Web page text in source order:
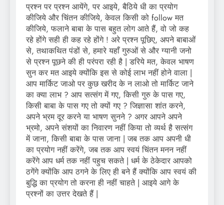
प्रश्न पर प्रश्न आयेंगे, पर आइये, बैठिये धी का प्रयोग
कीजिये और चिंतन कीजिये, केवल किसी को follow मत
कीजिये, फलाने बाबा के पास बहुत लोग आते हैं, वो जो कह
रहे होंगे सही ही कह रहे होंगे ! अरे प्रश्न पूछिए, अपने बाबाओं
से, तथाकथित पंडों से, हमारे यहाँ गुरुओं से और ग्यानी जनो
से प्रश्न पूछने की ही परंपरा रही है | डरिये मत, केवल भाषण
सुन कर मत आइये क्योंकि इस से कोई लाभ नहीं होने वाला |
आप मार्किट जाओ पर कुछ खरीद के न लाओ तो मार्किट जाने
का क्या लाभ ? आप सत्संग में गए, किसी गुरु के पास गए,
किसी बाबा के पास गए तो क्यों गए ? जिज्ञासा शांत करने,
अपने भ्रम दूर करने या भाषण सुनने ? अगर आपने अपने
भ्रमो, अपने संशयों का निवारण नहीं किया तो व्यर्थ है सत्संग
में जाना, किसी बाबा के पास जाना | जब तक आप अपनी धी
का प्रयोग नहीं करेंगे, जब तक आप स्वयं चिंतन मनन नहीं
करेंगे आप धर्म तक नहीं पहुच सकते | धर्म के ठेकेदार आपको
ठगेंगे क्योंकि आप ठगने के लिए ही बने हैं क्योंकि आप स्वयं की
बुद्धि का प्रयोग तो करना ही नहीं चाहते | आइये आगे के
प्रश्नों का उत्तर देखते हैं |